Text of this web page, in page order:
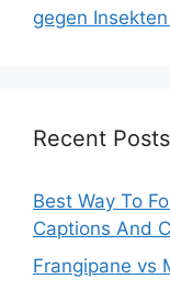
gegen
Recent Posts
Best Way To
Captions And
Frangipane vs